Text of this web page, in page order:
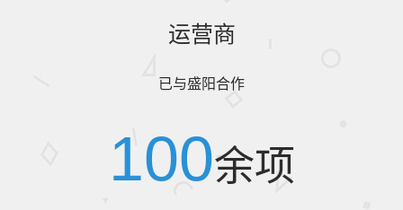
运营商
已与盛阳合作
100余项